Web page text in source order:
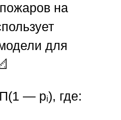
на
для
— pᵢ), где: